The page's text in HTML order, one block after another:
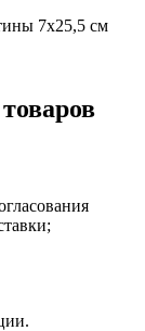
7х25,5 см